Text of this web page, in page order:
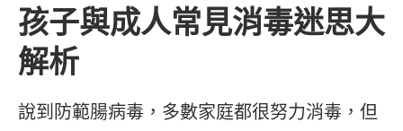
孩子與成人常見消毒迷思大
解析
說到防範腸病毒，多數家庭都很努力消毒，但